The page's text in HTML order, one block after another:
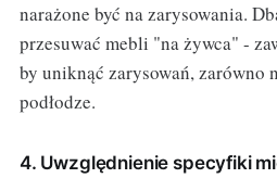
narażone być na zarysowania.
przesuwać mebli "na żywca" -
by uniknąć zarysowań, zarówno
podłodze.
4. Uwzględnienie specyfiki